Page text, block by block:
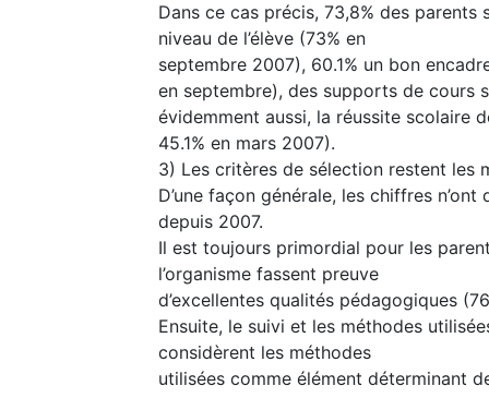
Dans ce cas précis, 73,8% des parents
niveau de l’élève (73% en
septembre 2007), 60.1% un bon
en septembre), des supports de cours
évidemment aussi, la réussite scolaire
45.1% en mars 2007).
3) Les critères de sélection restent les
D’une façon générale, les chiffres
depuis 2007.
Il est toujours primordial pour les
l’organisme fassent preuve
d’excellentes qualités pédagogiques
Ensuite, le suivi et les méthodes
considèrent les méthodes
utilisées comme élément déterminant